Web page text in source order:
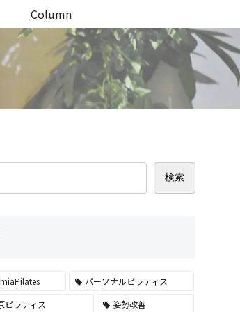
Column
検索
パーソナルピラティス
ピラティス
姿勢改善